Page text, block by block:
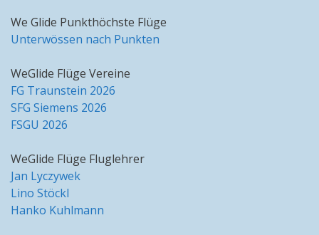
We Glide Punkthöchste Flüge
Unterwössen nach Punkten
WeGlide Flüge Vereine
FG Traunstein 2026
SFG Siemens 2026
FSGU 2026
WeGlide Flüge Fluglehrer
Jan Lyczywek
Lino Stöckl
Hanko Kuhlmann